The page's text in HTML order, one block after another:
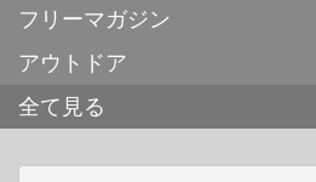
フリーマガジン
アウトドア
全て見る